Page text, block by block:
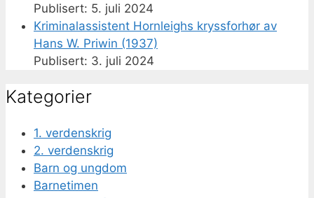
5. juli 2024
Kriminalassistent Hornleighs kryssforhør av
Hans W. Priwin (1937)
3. juli 2024
Kategorier
1. verdenskrig
2. verdenskrig
Barn og ungdom
Barnetimen